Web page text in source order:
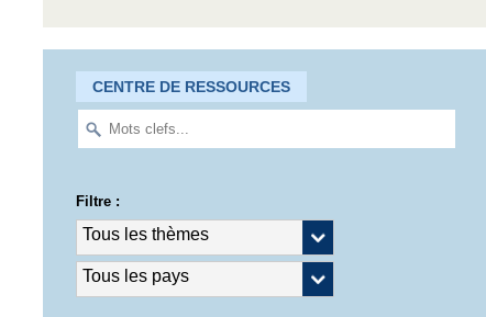
CENTRE DE RESSOURCES
Filtre :